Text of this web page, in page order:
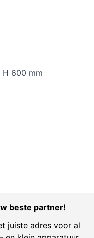
H 600 mm
beste partner!
juiste adres voor al